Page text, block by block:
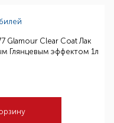
Glamour Clear Coat Лак
Глянцевым эффектом 1л